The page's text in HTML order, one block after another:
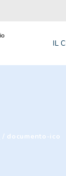
IL
/ documento-ico